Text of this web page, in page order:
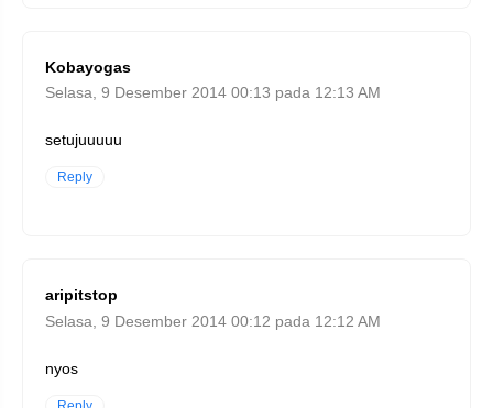
Kobayogas
Selasa, 9 Desember 2014 00:13 pada 12:13 AM
setujuuuuu
Reply
aripitstop
Selasa, 9 Desember 2014 00:12 pada 12:12 AM
nyos